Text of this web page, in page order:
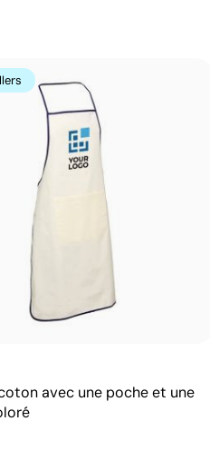
Avantages
Possibilité
exactes
Techniques
et élevées
Couleurs du logo
Résultats
avec une poche et une